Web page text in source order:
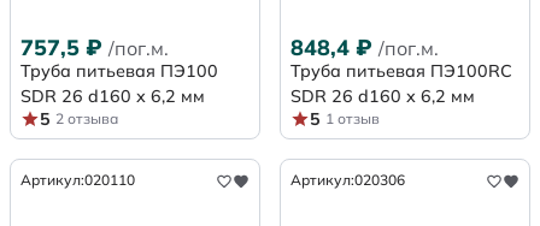
757,5 ₽ /пог.м.
Труба питьевая ПЭ100
SDR 26 d160 х 6,2 мм
5 2 отзыва
848,4 ₽ /пог.м.
Труба питьевая ПЭ100RC
SDR 26 d160 х 6,2 мм
5 1 отзыв
Артикул:020110 Артикул:020306